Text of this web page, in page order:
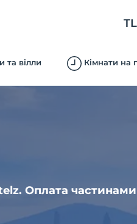
TL
та вілли Кімнати на
Оплата частинами